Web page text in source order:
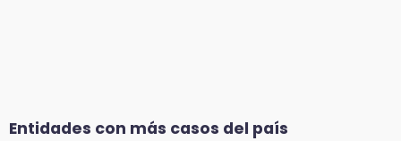
Entidades con más casos del país